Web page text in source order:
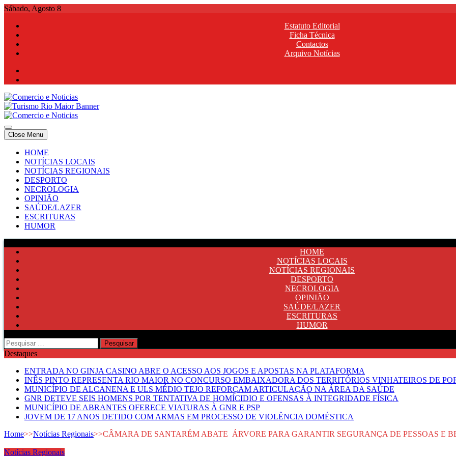
Skip
content
Sábado, Agosto 8
Estatuto Editorial
Ficha Técnica
Contactos
Arquivo Notícias
Comercio e Noticias
Notícias e Publicidade Online
Comercio e Noticias
Notícias e Publicidade Online
Close Menu
HOME
NOTÍCIAS LOCAIS
NOTÍCIAS REGIONAIS
DESPORTO
NECROLOGIA
OPINIÃO
SAÚDE/LAZER
ESCRITURAS
HUMOR
HOME
NOTÍCIAS LOCAIS
NOTÍCIAS REGIONAIS
DESPORTO
NECROLOGIA
OPINIÃO
SAÚDE/LAZER
ESCRITURAS
HUMOR
Pesquisar
por:
Destaques
ENTRADA NO GINJA CASINO ABRE O ACESSO AOS JOGOS E APOSTAS NA PLATAFORMA
INÊS PINTO REPRESENTA RIO MAIOR NO CONCURSO EMBAIXADORA DOS TERRITÓRIOS VINHATEIROS DE
MUNICÍPIO DE ALCANENA E ULS MÉDIO TEJO REFORÇAM ARTICULAÇÃO NA ÁREA DA SAÚDE
GNR DETEVE SEIS HOMENS POR TENTATIVA DE HOMÍCIDIO E OFENSAS À INTEGRIDADE FÍSICA
MUNICÍPIO DE ABRANTES OFERECE VIATURAS À GNR E PSP
JOVEM DE 17 ANOS DETIDO COM ARMAS EM PROCESSO DE VIOLÊNCIA DOMÉSTICA
Home>>Notícias Regionais>>CÂMARA DE SANTARÉM ABATE ÁRVORE PARA GARANTIR SEGURANÇA DE PESSOAS E
Notícias Regionais